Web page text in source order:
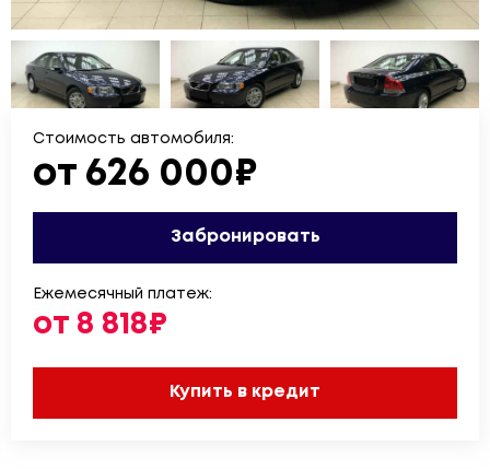
Стоимость автомобиля:
от 626 000₽
Забронировать
Ежемесячный платеж:
от 8 818₽
Купить в кредит